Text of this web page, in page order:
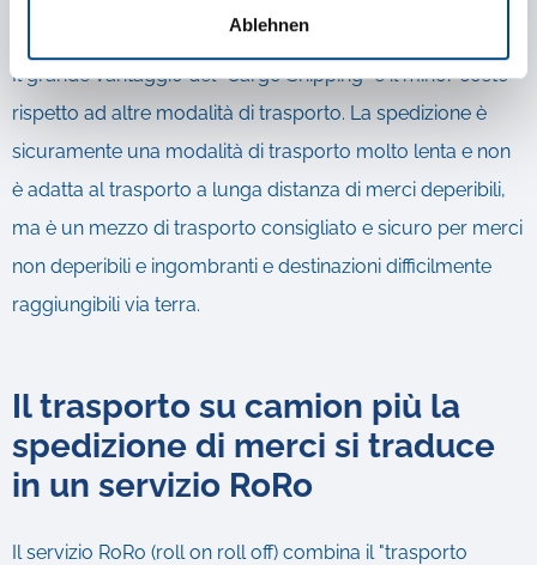
Ablehnen
Il grande vantaggio del "Cargo Shipping" è il minor costo
rispetto ad altre modalità di trasporto. La spedizione è
sicuramente una modalità di trasporto molto lenta e non
è adatta al trasporto a lunga distanza di merci deperibili,
ma è un mezzo di trasporto consigliato e sicuro per merci
non deperibili e ingombranti e destinazioni difficilmente
raggiungibili via terra.
Il trasporto su camion più la
spedizione di merci si traduce
in un servizio RoRo
Il servizio RoRo (roll on roll off) combina il "trasporto